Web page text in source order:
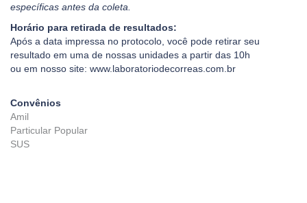
específicas antes da coleta.
Horário para retirada de resultados:
Após a data impressa no protocolo, você pode retirar seu
resultado em uma de nossas unidades a partir das 10h
ou em nosso site: www.laboratoriodecorreas.com.br
Convênios
Amil
Particular Popular
SUS